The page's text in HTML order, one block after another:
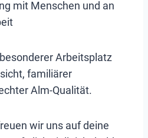
mit Menschen und an
Arbeitsplatz
familiärer
Alm-Qualität.
wir uns auf deine